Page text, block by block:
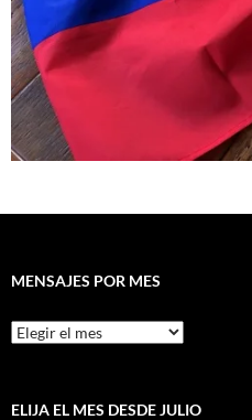
MENSAJES POR MES
Mensajes
por
ELIJA EL MES DESDE JULIO